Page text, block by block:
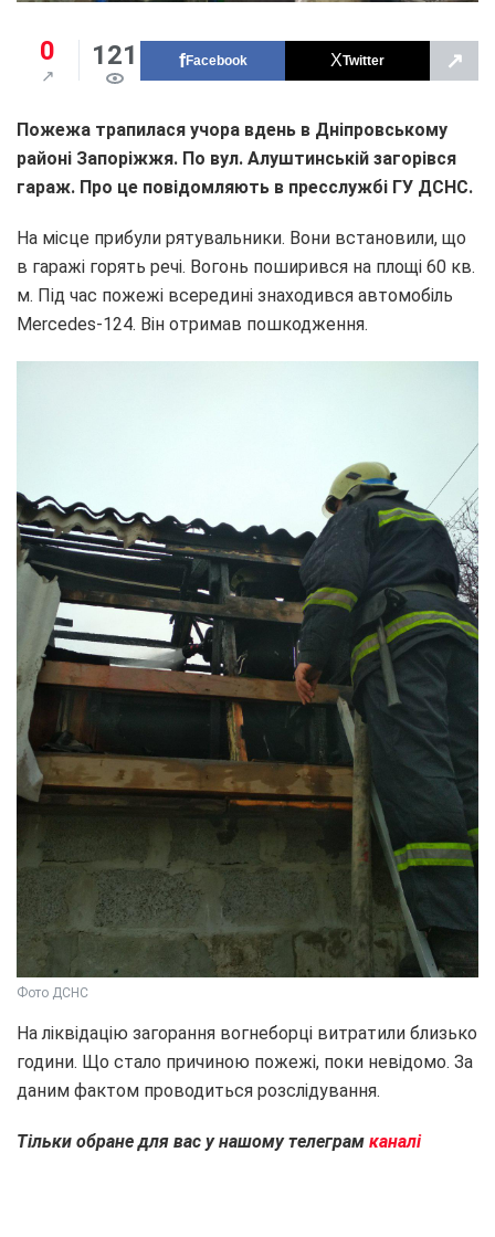
0 121 Facebook Twitter ↗
Пожежа трапилася учора вдень в Дніпровському
районі Запоріжжя. По вул. Алуштинській загорівся
гараж. Про це повідомляють в пресслужбі ГУ ДСНС.
На місце прибули рятувальники. Вони встановили, що
в гаражі горять речі. Вогонь поширився на площі 60 кв.
м. Під час пожежі всередині знаходився автомобіль
Mercedes-124. Він отримав пошкодження.
Фото ДСНС
На ліквідацію загорання вогнеборці витратили близько
години. Що стало причиною пожежі, поки невідомо. За
даним фактом проводиться розслідування.
Тільки обране для вас у нашому телеграм каналі